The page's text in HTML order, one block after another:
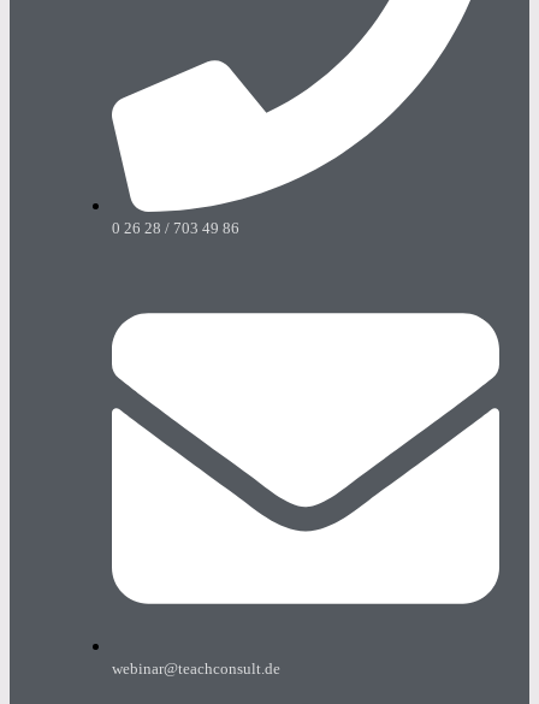
0 26 28 / 703 49 86
webinar@teachconsult.de